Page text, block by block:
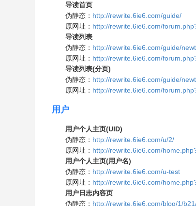
导读首页
伪静态： http://rewrite.6ie6.com/guide/
原网址： http://rewrite.6ie6.com/
导读列表
伪静态： http://rewrite.6ie6.com/guide/
原网址： http://rewrite.6ie6.com/
导读列表(分页)
伪静态： http://rewrite.6ie6.com/guide/
原网址： http://rewrite.6ie6.com/
用户
用户个人主页(UID)
伪静态： http://rewrite.6ie6.com/u/2/
原网址： http://rewrite.6ie6.com/
用户个人主页(用户名)
伪静态： http://rewrite.6ie6.com/u-test
原网址： http://rewrite.6ie6.com/
用户日志内容页
伪静态： http://rewrite.6ie6.com/blog/1/